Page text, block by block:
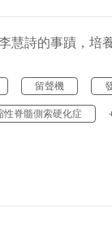
慧詩的事蹟，培
留聲機
性脊髓側索硬化症